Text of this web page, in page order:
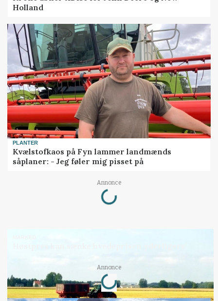
Holland
PLANTER
Kvælstofkaos på Fyn lammer landmænds
såplaner: - Jeg føler mig pisset på
Annonce
Loading...
Annonce
Loading...